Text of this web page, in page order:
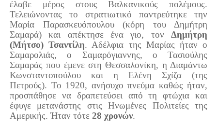
Γάμοι - Γεννήσεις - Βαπτίσεις
Επιτυχίες - Διακρίσεις
Μηνύματα Επισκεπτών
παλιά αρχειοθετημένα
Λαογραφία
Πολιτιστικά
Οπτικοακουστικά
έλαβε μέρος στους Βαλκανικούς πολέμους.
Τελειώνοντας το στρατιωτικό παντρεύτηκε την
Μαρία Παρασκευόπουλου (κόρη του Δημήτρη
Σαμαρά) και απέκτησε ένα γιο, τον Δημήτρη
(Μήτσο) Τσαντίλη. Αδέλφια της Μαρίας ήταν ο
Σαμαρολιάς, ο Σαμαρόγιαννης, ο Τασιούλης
Σαμαράς που έμενε στη Θεσσαλονίκη, η Διαμάντω
Κωνσταντοπούλου και η Ελένη Σχίζα (της
Πετρούς). Το 1920, ανήσυχο πνεύμα καθώς ήταν,
προσπάθησε να δραπετεύσει από τη φτώχια και
έφυγε μετανάστης στις Ηνωμένες Πολιτείες της
Αμερικής. Ήταν τότε 28 χρονών.